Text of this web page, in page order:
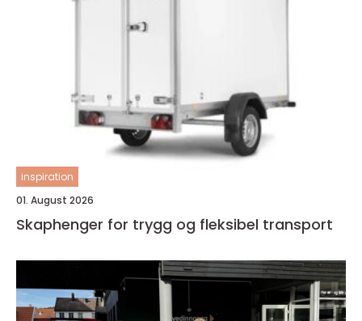
inspiration
01. August 2026
Skaphenger for trygg og fleksibel transport